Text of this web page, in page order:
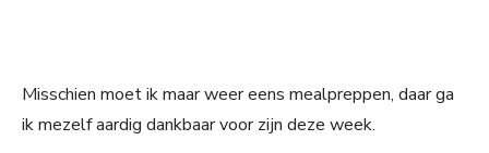
Misschien moet ik maar weer eens mealpreppen, daar ga
ik mezelf aardig dankbaar voor zijn deze week.